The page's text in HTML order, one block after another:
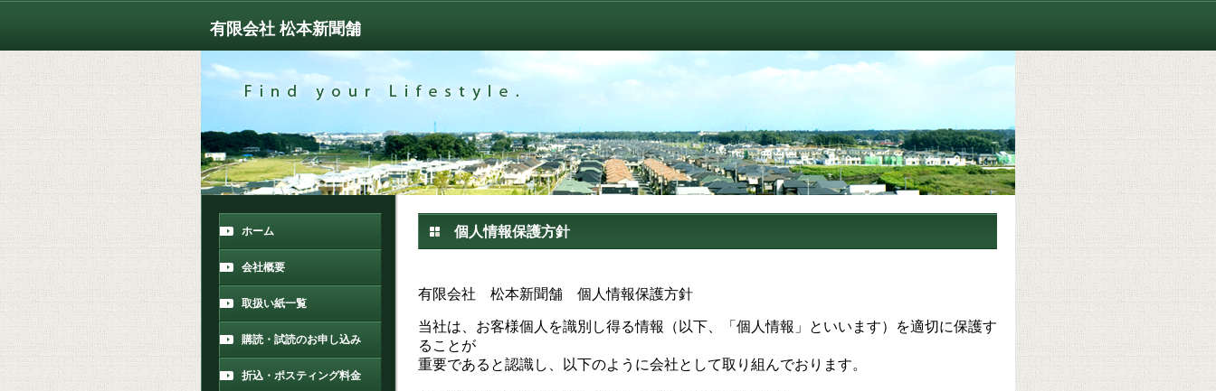
有限会社 松本新聞舗
ホーム
会社概要
取扱い紙一覧
購読・試読のお申し込み
折込・ポスティング料金
個人情報保護方針
有限会社 松本新聞舗 個人情報保護方針
当社は、お客様個人を識別し得る情報（以下、「個人情報」といいます）を適切に保護す
ることが
重要であると認識し、以下のように会社として取り組んでおります。